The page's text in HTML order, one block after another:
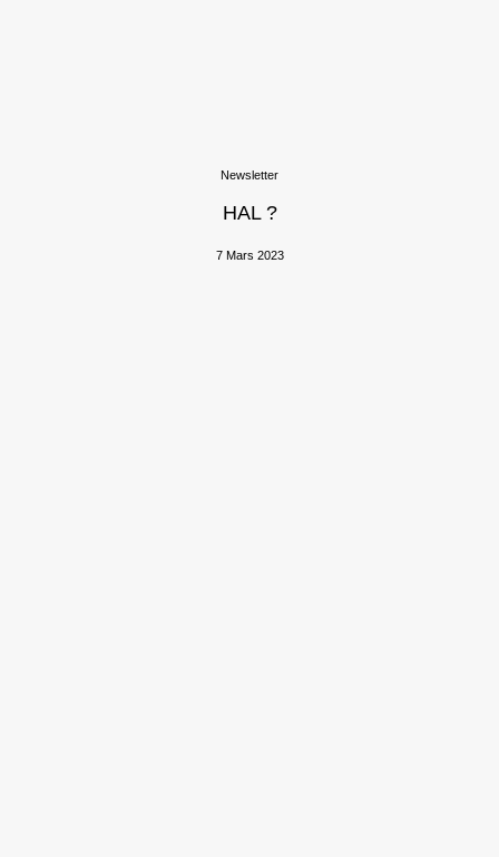
Newsletter
HAL ?
7 Mars 2023